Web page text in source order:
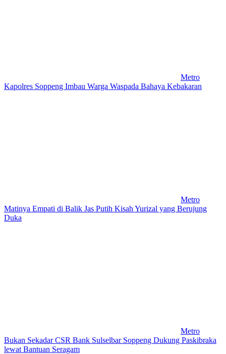
Metro
Kapolres Soppeng Imbau Warga Waspada Bahaya Kebakaran
Metro
Matinya Empati di Balik Jas Putih Kisah Yurizal yang Berujung
Duka
Metro
Bukan Sekadar CSR Bank Sulselbar Soppeng Dukung Paskibraka
lewat Bantuan Seragam